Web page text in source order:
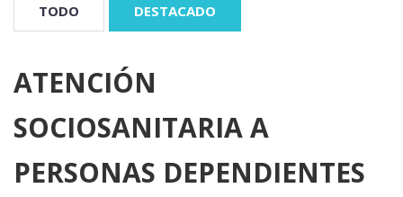
TODO DESTACADO
ATENCIÓN
SOCIOSANITARIA A
PERSONAS DEPENDIENTES